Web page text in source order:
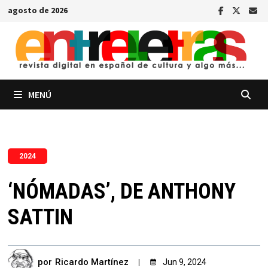
Saltar
contenido
agosto de 2026
MENÚ
2024
‘NÓMADAS’, DE ANTHONY
SATTIN
por Ricardo Martínez Jun 9, 2024